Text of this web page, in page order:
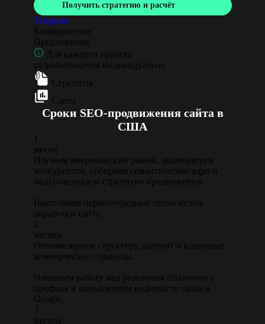
Получить стратегию и расчёт
Telegram
Коммерческое
Предложение
Для каждого проекта
разрабатывается индивидуально
Стратегия
Смета
Сроки SEO-продвижения сайта в
США
месяц
Изучаем американский рынок, анализируем
конкурентов, собираем семантическое ядро и
подготавливаем стратегию продвижения.
Выполняем первоочередные технические
доработки сайта.
2
месяца
Оптимизируем структуру, контент и ключевые
коммерческие страницы.
Начинаем работу над развитием ссылочного
профиля и повышением видимости сайта в
Google.
3
месяца